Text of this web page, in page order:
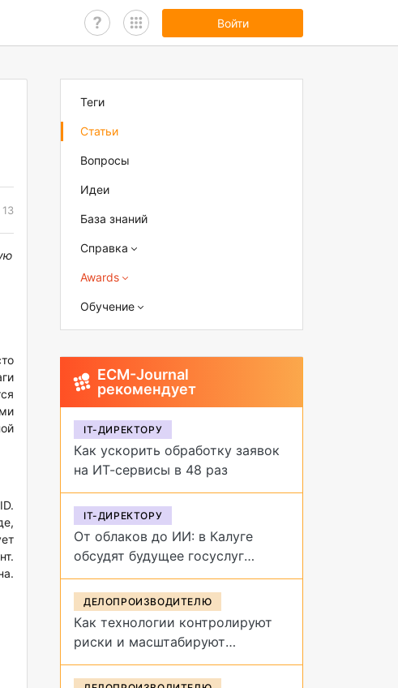
Войти
13
Теги
Статьи
Вопросы
Идеи
База знаний
Справка
Awards
Обучение
ECM-Journal
рекомендует
IT-ДИРЕКТОРУ
Как ускорить обработку заявок
на ИТ-сервисы в 48 раз
IT-ДИРЕКТОРУ
От облаков до ИИ: в Калуге
обсудят будущее госуслуг
на форуме «Цифровая
эволюция»
ДЕЛОПРОИЗВОДИТЕЛЮ
Как технологии контролируют
риски и масштабируют
управление договорами